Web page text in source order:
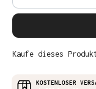
Kaufe dieses
KOSTENLOSER